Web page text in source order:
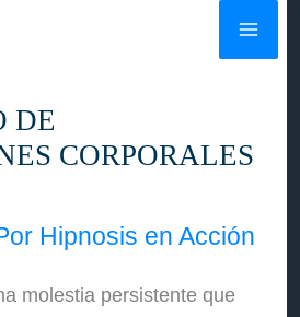
DE
CORPORALES
Hipnosis en Acción
molestia persistente que